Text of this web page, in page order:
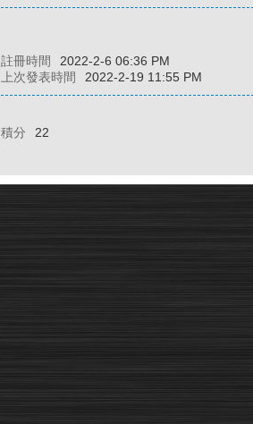
註冊時間 2022-2-6 06:36 PM
上次發表時間 2022-2-19 11:55 PM
積分 22